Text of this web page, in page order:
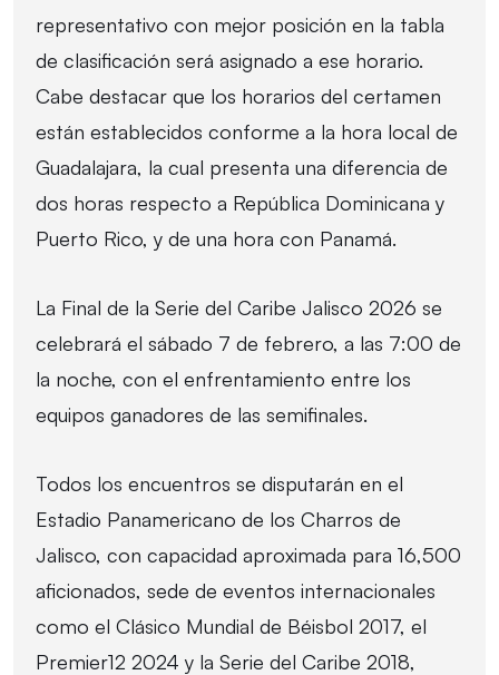
representativo con mejor posición en la tabla
de clasificación será asignado a ese horario.
Cabe destacar que los horarios del certamen
están establecidos conforme a la hora local de
Guadalajara, la cual presenta una diferencia de
dos horas respecto a República Dominicana y
Puerto Rico, y de una hora con Panamá.
La Final de la Serie del Caribe Jalisco 2026 se
celebrará el sábado 7 de febrero, a las 7:00 de
la noche, con el enfrentamiento entre los
equipos ganadores de las semifinales.
Todos los encuentros se disputarán en el
Estadio Panamericano de los Charros de
Jalisco, con capacidad aproximada para 16,500
aficionados, sede de eventos internacionales
como el Clásico Mundial de Béisbol 2017, el
Premier12 2024 y la Serie del Caribe 2018,